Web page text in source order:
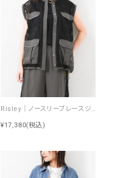
Risley｜ノースリーブレースジャケット [[R2603-NRJ1052]][F]
¥17,380(税込)